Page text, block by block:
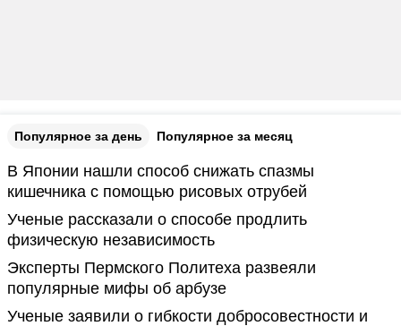
Популярное за день Популярное за месяц
В Японии нашли способ снижать спазмы
кишечника с помощью рисовых отрубей
Ученые рассказали о способе продлить
физическую независимость
Эксперты Пермского Политеха развеяли
популярные мифы об арбузе
Ученые заявили о гибкости добросовестности и